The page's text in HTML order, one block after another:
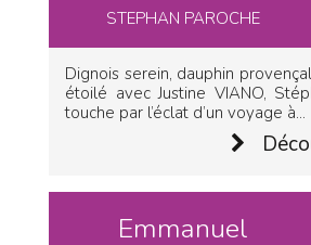
STEPHAN PAROCHE
Dignois serein, dauphin
étoilé avec Justine VIANO,
touche par l’éclat d’un voyage à...
Emmanuel